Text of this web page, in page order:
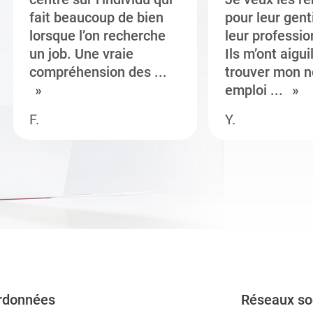
fait beaucoup de bien
lorsque l’on recherche
un job. Une vraie
compréhension des ...
F.
pour leur
leur
Ils m’ont
trouver mon
emploi ...
Y.
Réseaux